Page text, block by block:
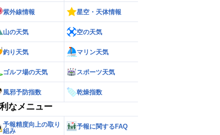
紫外線情報 星空・天体情報
山の天気 空の天気
釣り天気 マリン天気
ゴルフ場の天気 スポーツ天気
風邪予防指数 乾燥指数
なメニュー
予報精度向上の取り
組み
予報に関するFAQ